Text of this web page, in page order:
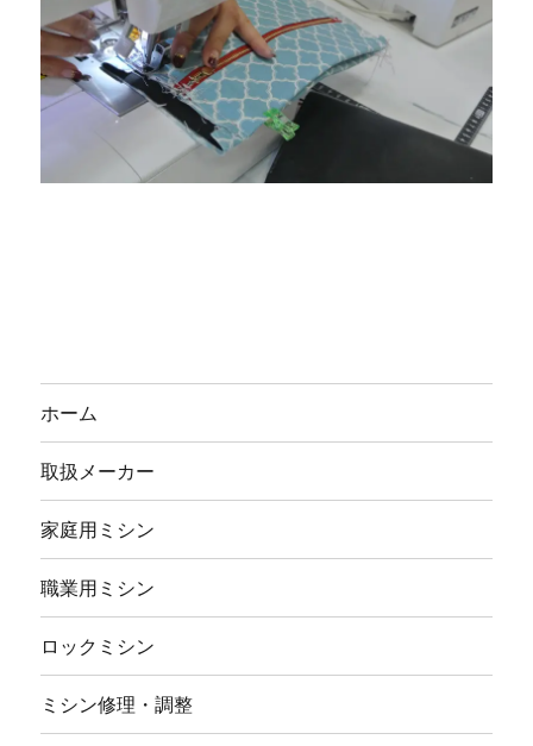
ホーム
取扱メーカー
家庭用ミシン
職業用ミシン
ロックミシン
ミシン修理・調整